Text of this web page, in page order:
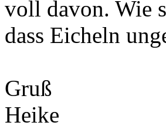
voll davon. Wie
dass Eicheln
Gruß
Heike